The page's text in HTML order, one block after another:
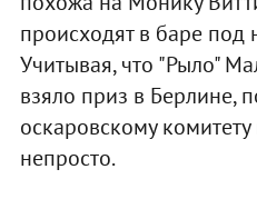
происходят в баре под
Учитывая, что "Рыло"
взяло приз в Берлине,
оскаровскому
непросто.